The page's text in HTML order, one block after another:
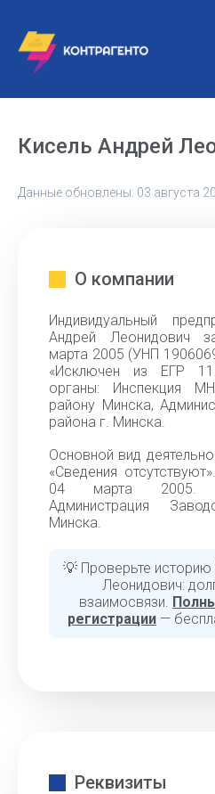
Кисель Андрей
Данные обновлены: 03 августа
О компании
Индивидуальный
Андрей Леонидович
марта 2005 (УНП
«Исключен из ЕГР
органы: Инспекция
району Минска,
района г. Минска.
Основной вид
«Cведения
04 марта 2005.
Администрация
Минска.
💡 Проверьте
Леонидович:
взаимосвязи.
регистрации —
Реквизиты